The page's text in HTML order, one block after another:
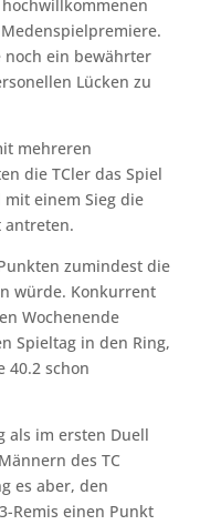
noch ein bewährter
Lücken zu
mehreren
die TCler das Spiel
einem Sieg die
antreten.
zumindest die
würde. Konkurrent
Wochenende
Spieltag in den Ring,
40.2 schon
als im ersten Duell
des TC
es aber, den
Remis einen Punkt